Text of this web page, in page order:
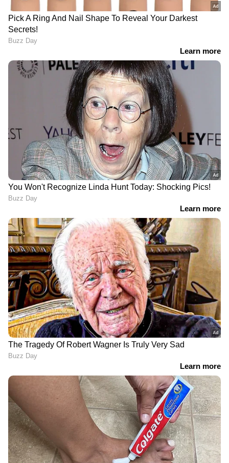
Also Read:- മുഖമടക്കം ശരീരം മുഴുവൻ
രോമം; അപൂര്‍വങ്ങളില്‍ അപൂര്‍വമായ
രോഗവുമായി കൗമാരക്കാരൻ